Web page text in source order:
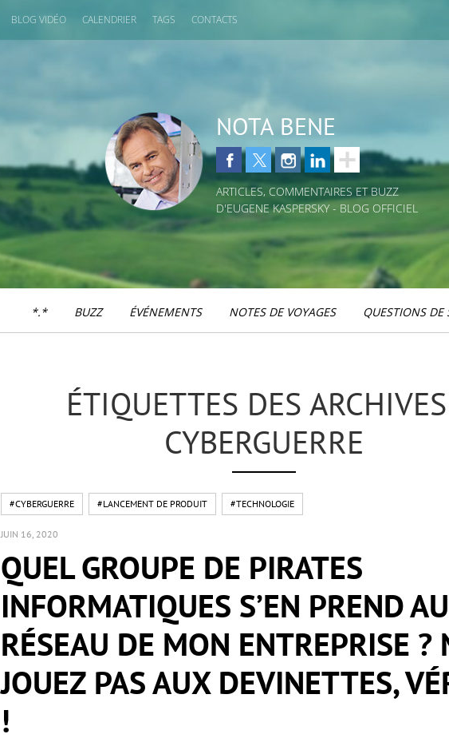
BLOG VIDÉO CALENDRIER TAGS CONTACTS
NOTA BENE
ARTICLES, COMMENTAIRES ET BUZZ
D'EUGENE KASPERSKY - BLOG OFFICIEL
*.* BUZZ ÉVÉNEMENTS NOTES DE VOYAGES QUESTIONS DE
ÉTIQUETTES DES
CYBERGUERRE
#CYBERGUERRE #LANCEMENT DE PRODUIT #TECHNOLOGIE
JUIN 16, 2020
QUEL GROUPE DE PIRATES
INFORMATIQUES S’EN PREND AU
RÉSEAU DE MON ENTREPRISE ?
JOUEZ PAS AUX DEVINETTES,
!